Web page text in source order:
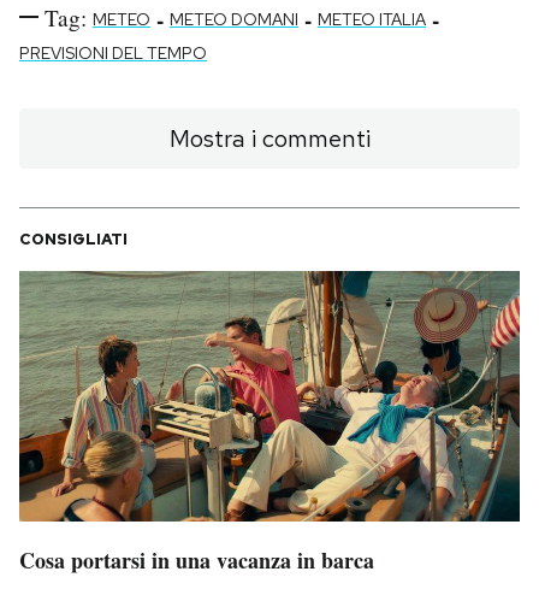
Tag: METEO - METEO DOMANI - METEO ITALIA -
PREVISIONI DEL TEMPO
Mostra i commenti
CONSIGLIATI
Cosa portarsi in una vacanza in barca